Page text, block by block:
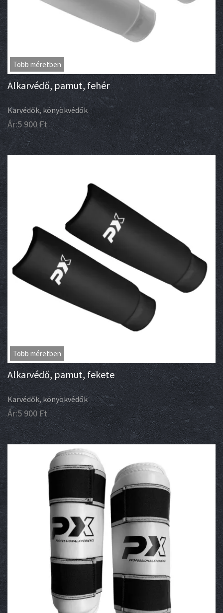
Több méretben
Alkarvédő, pamut, fehér
Karvédők, könyökvédők
Ár:5 900Ft
Több méretben
Alkarvédő, pamut, fekete
Karvédők, könyökvédők
Ár:5 900Ft